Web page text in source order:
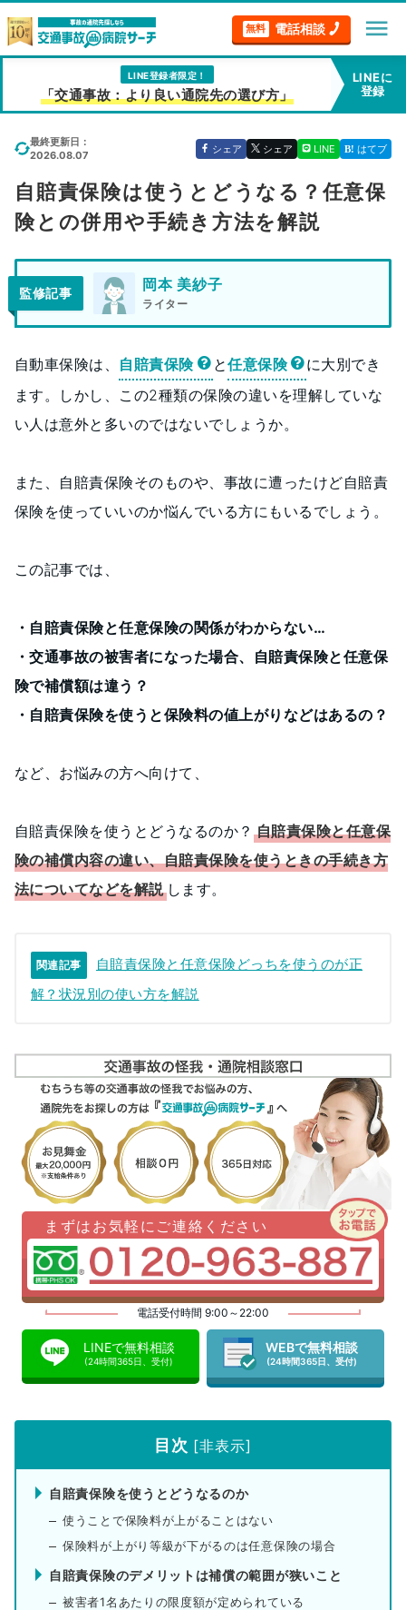
無料 電話相談 menu
LINE登録者限定！
「交通事故：より良い通院先の選び方」
LINEに
登録
最終更新日：
2026.08.07
シェア シェア LINE はてブ
自賠責保険は使うとどうなる？任意保
険との併用や手続き方法を解説
監修記事 岡本 美紗子
ライター
自動車保険は、 自賠責保険 と任意保険
に大別でき
ます。しかし、この2種類の保険の違いを理解していな
い人は意外と多いのではないでしょうか。
また、自賠責保険そのものや、事故に遭ったけど自賠責
保険を使っていいのか悩んでいる方にもいるでしょう。
この記事では、
・自賠責保険と任意保険の関係がわからない…
・交通事故の被害者になった場合、自賠責保険と任意保
険で補償額は違う？
・自賠責保険を使うと保険料の値上がりなどはあるの？
など、お悩みの方へ向けて、
自賠責保険を使うとどうなるのか？ 自賠責保険と任意保
険の補償内容の違い、自賠責保険を使うときの手続き方
法についてなどを解説 します。
関連記事
自賠責保険と任意保険どっちを使うのが正
解？状況別の使い方を解説
まずはお気軽にご連絡ください
電話受付時間 9:00～22:00
LINEで無料相談
(24時間365日、受付)
WEBで無料相談
(24時間365日、受付)
目次 [非表示]
自賠責保険を使うとどうなるのか
使うことで保険料が上がることはない
保険料が上がり等級が下がるのは任意保険の場合
自賠責保険のデメリットは補償の範囲が狭いこと
被害者1名あたりの限度額が定められている